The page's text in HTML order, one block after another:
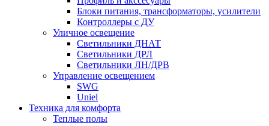
Блоки питания, трансформаторы, усилители
Контроллеры с ДУ
Уличное освещение
Светильники ДНАТ
Светильники ДРЛ
Светильники ЛН/ДРВ
Управление освещением
SWG
Uniel
Техника для комфорта
Теплые полы